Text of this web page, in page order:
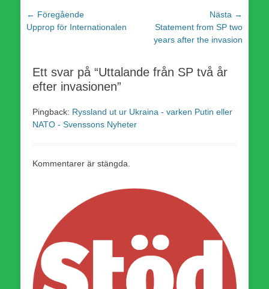
Inläggsnavigering
← Föregående
Föregående
Upprop för Internationalen
Nästa →
Nästa
inlägg:
Statement from SP two
years after the invasion
Ett svar på “Uttalande från SP två år
efter invasionen”
Pingback: Ryssland ut ur Ukraina - varken Putin eller
NATO - Svenssons Nyheter
Kommentarer är stängda.